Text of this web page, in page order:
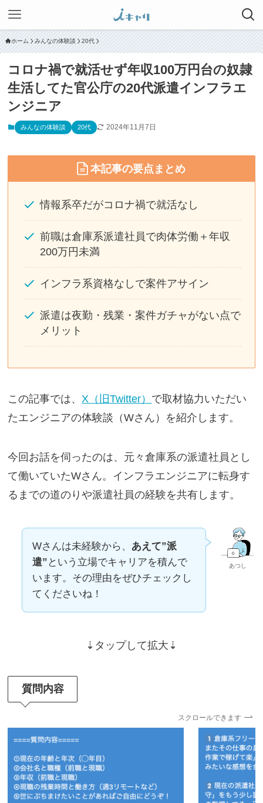
ホーム みんなの体験談 20代
コロナ禍で就活せず年収100万円台の奴隷
生活してた官公庁の20代派遣インフラエ
ンジニア
みんなの体験談 20代 2024年11月7日
本記事の要点まとめ
情報系卒だがコロナ禍で就活なし
前職は倉庫系派遣社員で肉体労働＋年収
200万円未満
インフラ系資格なしで案件アサイン
派遣は夜勤・残業・案件ガチャがない点で
メリット
この記事では、 X（旧Twitter） で取材協力いただい
たエンジニアの体験談（Wさん）を紹介します。
今回お話を伺ったのは、元々倉庫系の派遣社員とし
て働いていたWさん。インフラエンジニアに転身す
るまでの道のりや派遣社員の経験を共有します。
あつし
Wさんは未経験から、 あえて”派
遣” という立場でキャリアを積んで
います。その理由をぜひチェックし
てくださいね！
⇣タップして拡大⇣
質問内容
スクロールできます